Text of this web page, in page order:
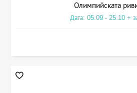
Олимпийската
Дата: 05.09 - 25.10 +